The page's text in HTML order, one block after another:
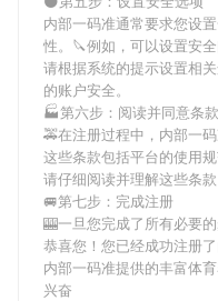
内部一码准通常要求您设
性。🔪例如，可以设置安
请根据系统的提示设置相
的账户安全。
🏭第六步：阅读并同意条款
🚕在注册过程中， 内部一
这些条款包括平台的使用
请仔细阅读并理解这些条
🚐第七步：完成注册
🎰一旦您完成了所有必要
恭喜您！您已经成功注册
内部一码准提供的丰富体
兴奋